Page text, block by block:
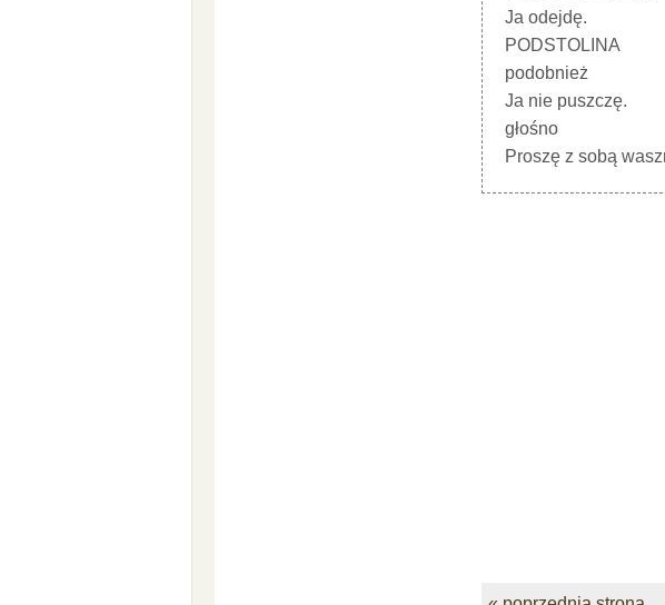
Ja odejdę.
PODSTOLINA
podobnież
Ja nie puszczę.
głośno
Proszę z sobą